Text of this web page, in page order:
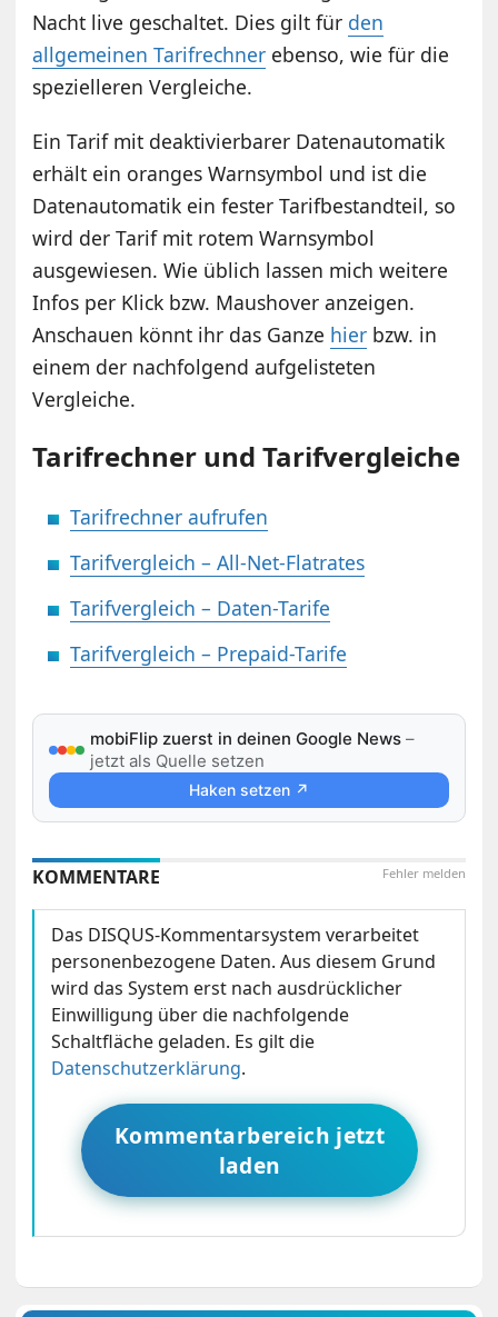
Nacht live geschaltet. Dies gilt für den
allgemeinen Tarifrechner ebenso, wie für die
spezielleren Vergleiche.
Ein Tarif mit deaktivierbarer Datenautomatik
erhält ein oranges Warnsymbol und ist die
Datenautomatik ein fester Tarifbestandteil, so
wird der Tarif mit rotem Warnsymbol
ausgewiesen. Wie üblich lassen mich weitere
Infos per Klick bzw. Maushover anzeigen.
Anschauen könnt ihr das Ganze hier bzw. in
einem der nachfolgend aufgelisteten
Vergleiche.
Tarifrechner und Tarifvergleiche
Tarifrechner aufrufen
Tarifvergleich – All-Net-Flatrates
Tarifvergleich – Daten-Tarife
Tarifvergleich – Prepaid-Tarife
mobiFlip zuerst in deinen Google News –
jetzt als Quelle setzen
Haken setzen ↗
Fehler melden
KOMMENTARE
Das DISQUS-Kommentarsystem verarbeitet
personenbezogene Daten. Aus diesem Grund
wird das System erst nach ausdrücklicher
Einwilligung über die nachfolgende
Schaltfläche geladen. Es gilt die
Datenschutzerklärung.
Kommentarbereich jetzt
laden